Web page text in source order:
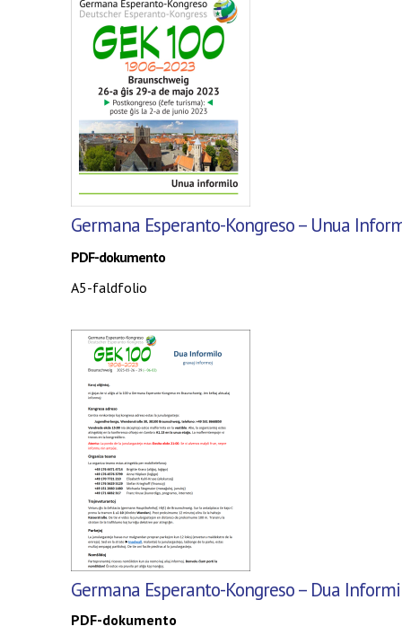
Germana Esperanto-Kongreso– Unua
PDF-dokumento
A5-faldfolio
Germana Esperanto-Kongreso– Dua
PDF-dokumento